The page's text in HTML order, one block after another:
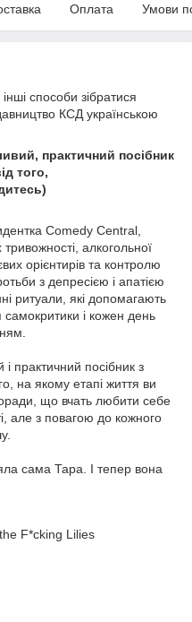
Оплата Умови
способи зібратися
КСД українською
, практичний посібник
того,
)
Comedy Central,
алкогольної
орієнтирів та контролю
з депресією і апатією
ритуали, які допомагають
самокритики і кожен день
практичний посібник з
на якому етапі життя ви
що вчать любити себе
але з повагою до кожного
сама Тара. І тепер вона
F*cking Lilies